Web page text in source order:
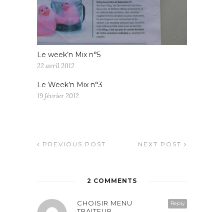
Le week’n Mix n°5
22 avril 2012
Le Week’n Mix n°3
19 février 2012
PREVIOUS POST NEXT POST
2 COMMENTS
Reply
CHOISIR MENU